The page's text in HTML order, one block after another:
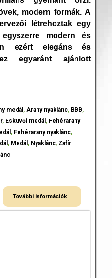
modern formák. A
létrehoztak egy
modern és
ezért elegáns és
egyaránt ajánlott
medál , Arany nyaklánc, BBB,
, Esküvői medál , Fehérarany
, Fehérarany nyaklánc,
, Medál , Nyaklánc, Zafír
További információk